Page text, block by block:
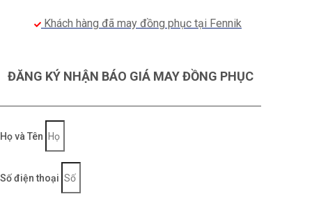
Khách hàng đã may đồng phục tại Fennik
ĐĂNG KÝ NHẬN BÁO GIÁ MAY ĐỒNG PHỤC
Họ và Tên
Số điện thoại